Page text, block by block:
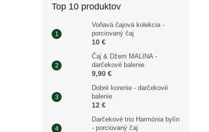
Top 10 produktov
Voňavá čajová kolekcia -
porciovaný čaj
10 €
Čaj & Džem MALINA -
darčekové balenie
9,90 €
Dobré korenie - darčekové
balenie
12 €
Darčekové trio Harmónia bylín
- porciovaný čaj